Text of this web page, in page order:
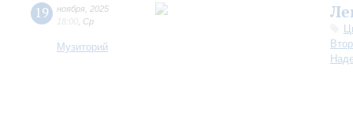
19 ноября 2025
18:00 Ср
Музиторий